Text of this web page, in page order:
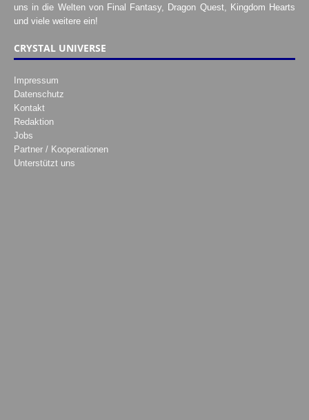
uns in die Welten von Final Fantasy, Dragon Quest, Kingdom Hearts
und viele weitere ein!
CRYSTAL UNIVERSE
Impressum
Datenschutz
Kontakt
Redaktion
Jobs
Partner / Kooperationen
Unterstützt uns